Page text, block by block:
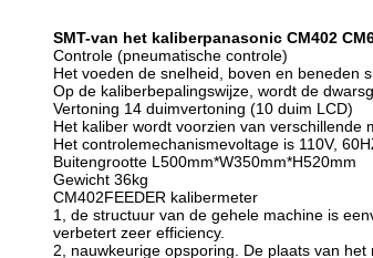
SMT-van het kaliberpanasonic CM402
Controle (pneumatische controle)
Het voeden de snelheid, boven en beneden
Op de kaliberbepalingswijze, wordt de
Vertoning 14 duimvertoning (10 duim LCD)
Het kaliber wordt voorzien van verschillende
Het controlemechanismevoltage is 110V,
Buitengrootte L500mm*W350mm*H520mm
Gewicht 36kg
CM402FEEDER kalibermeter
1, de structuur van de gehele machine is
verbetert zeer efficiency.
2, nauwkeurige opsporing. De plaats van